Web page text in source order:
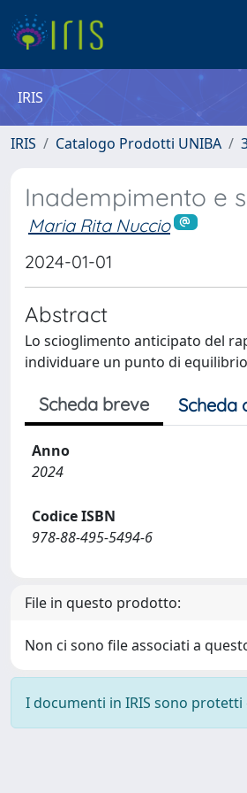
IRIS
IRIS Catalogo Prodotti UNIBA
Inadempimento e
Maria Rita Nuccio
2024-01-01
Abstract
Lo scioglimento anticipato del
individuare un punto di
Scheda breve Scheda
Anno
2024
Codice ISBN
978-88-495-5494-6
File in questo prodotto:
Non ci sono file associati a
I documenti in IRIS sono